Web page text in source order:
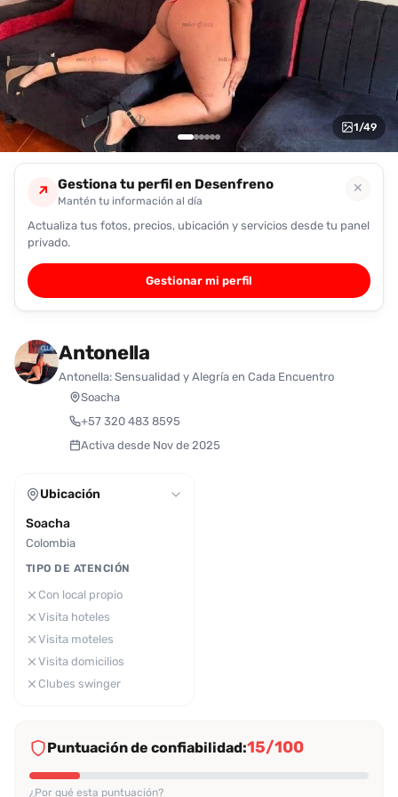
encontrarlas
fácilmente.
Entendido
1/49
↗ Gestiona tu perfil en Desenfreno
Mantén tu información al día
✕
Actualiza tus fotos, precios, ubicación y servicios desde tu panel
privado.
Gestionar mi perfil
Antonella
Antonella: Sensualidad y Alegría en Cada Encuentro
Soacha
+57 320 483 8595
Activa desde Nov de 2025
Ubicación
Soacha
Colombia
TIPO DE ATENCIÓN
Con local propio
Visita hoteles
Visita moteles
Visita domicilios
Clubes swinger
Puntuación de confiabilidad:15/100
¿Por qué esta puntuación?